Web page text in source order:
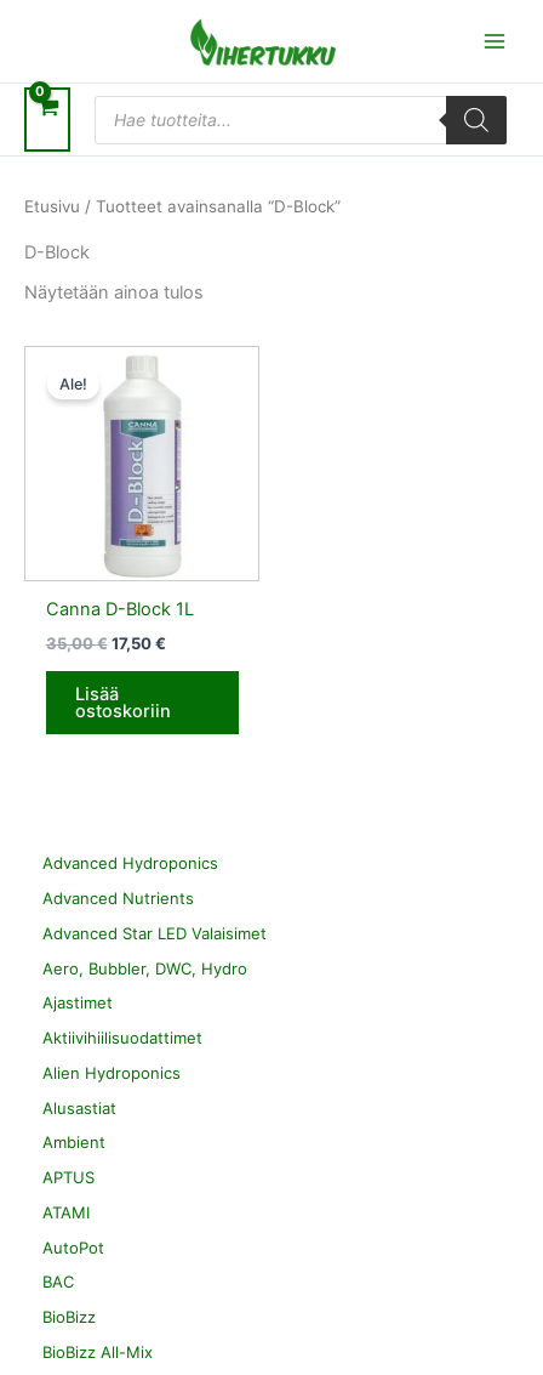
Products
search
Advanced Hydroponics
Advanced Nutrients
Advanced Star LED Valaisimet
Aero, Bubbler, DWC, Hydro
Ajastimet
Aktiivihiilisuodattimet
Alien Hydroponics
Alusastiat
Ambient
APTUS
ATAMI
AutoPot
BAC
BioBizz
BioBizz All-Mix
Etusivu / Tuotteet avainsanalla “D-Block”
D-Block
Näytetään ainoa tulos
Ale!
Canna D-Block 1L
35,00€
Alkuperäinen
hinta
oli:
35,00 €.
17,50€
on:
17,50 €.
Lisää
ostoskoriin